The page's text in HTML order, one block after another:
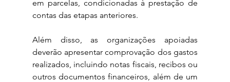
em parcelas, condicionadas à prestação de
contas das etapas anteriores.
Além disso, as organizações apoiadas
deverão apresentar comprovação dos gastos
realizados, incluindo notas fiscais, recibos ou
outros documentos financeiros, além de um